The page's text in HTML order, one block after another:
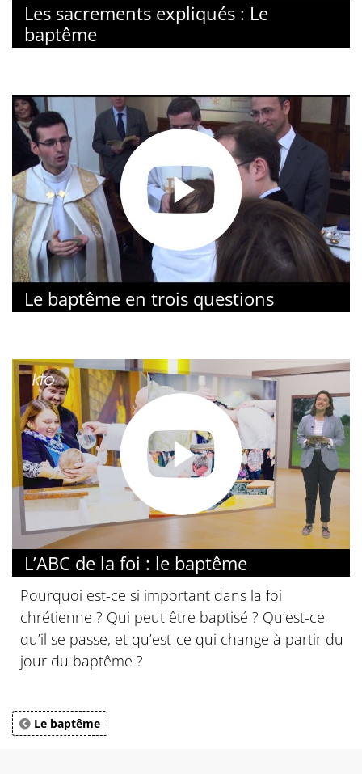
Les sacrements expliqués : Le
baptême
Le baptême en trois questions
L’ABC de la foi : le baptême
Pourquoi est-ce si important dans la foi
chrétienne ? Qui peut être baptisé ? Qu’est-ce
qu’il se passe, et qu’est-ce qui change à partir du
jour du baptême ?
Le baptême